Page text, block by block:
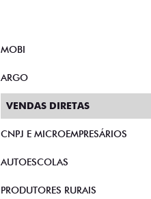
MOBI
ARGO
VENDAS DIRETAS
CNPJ E MICROEMPRESÁRIOS
AUTOESCOLAS
PRODUTORES RURAIS